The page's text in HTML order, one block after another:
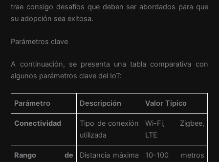
trae consigo desafíos que deben ser abordados para que
su adopción sea exitosa.
Parámetros clave
A continuación, se presenta una tabla comparativa con
algunos parámetros clave del IoT:
Parámetro Descripción Valor Típico
Conectividad
Tipo de conexión
utilizada
Wi-Fi, Zigbee,
LTE
Rango de
Distancia máxima
10-100 metros